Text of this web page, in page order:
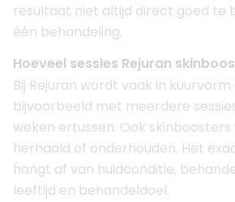
resultaat niet altijd direct goed te
één behandeling.
Hoeveel sessies Rejuran
Bij Rejuran wordt vaak in
bijvoorbeeld met meerdere
weken ertussen. Ook
herhaald of onderhouden. Het
hangt af van huidconditie,
leeftijd en behandeldoel.